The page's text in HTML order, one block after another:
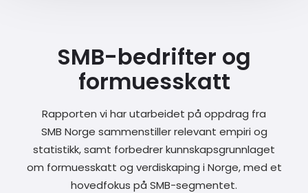
SMB-bedrifter og
formuesskatt
Rapporten vi har utarbeidet på oppdrag fra
SMB Norge sammenstiller relevant empiri og
statistikk, samt forbedrer kunnskapsgrunnlaget
om formuesskatt og verdiskaping i Norge, med et
hovedfokus på SMB-segmentet.